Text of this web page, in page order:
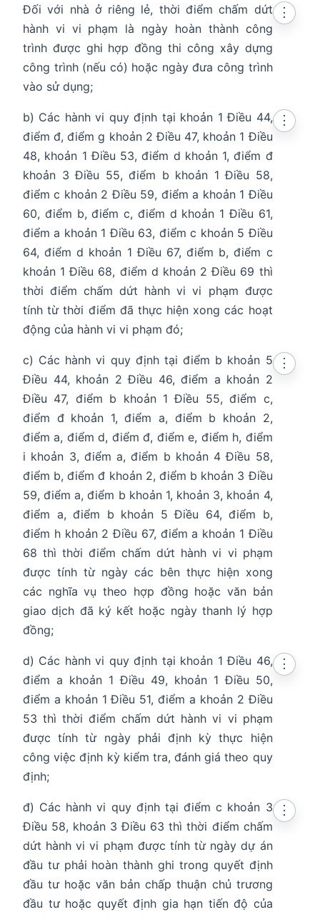
Đối với nhà ở riêng lẻ, thời điểm chấm dứt
hành vi vi phạm là ngày hoàn thành công
trình được ghi hợp đồng thi công xây dựng
công trình (nếu có) hoặc ngày đưa công trình
vào sử dụng;
⋮
b) Các hành vi quy định tại khoản 1 Điều 44,
điểm đ, điểm g khoản 2 Điều 47, khoản 1 Điều
48, khoản 1 Điều 53, điểm d khoản 1, điểm đ
khoản 3 Điều 55, điểm b khoản 1 Điều 58,
điểm c khoản 2 Điều 59, điểm a khoản 1 Điều
60, điểm b, điểm c, điểm d khoản 1 Điều 61,
điểm a khoản 1 Điều 63, điểm c khoản 5 Điều
64, điểm d khoản 1 Điều 67, điểm b, điểm c
khoản 1 Điều 68, điểm d khoản 2 Điều 69 thì
thời điểm chấm dứt hành vi vi phạm được
tính từ thời điểm đã thực hiện xong các hoạt
động của hành vi vi phạm đó;
⋮
c) Các hành vi quy định tại điểm b khoản 5
Điều 44, khoản 2 Điều 46, điểm a khoản 2
Điều 47, điểm b khoản 1 Điều 55, điểm c,
điểm đ khoản 1, điểm a, điểm b khoản 2,
điểm a, điểm d, điểm đ, điểm e, điểm h, điểm
i khoản 3, điểm a, điểm b khoản 4 Điều 58,
điểm b, điểm đ khoản 2, điểm b khoản 3 Điều
59, điểm a, điểm b khoản 1, khoản 3, khoản 4,
điểm a, điểm b khoản 5 Điều 64, điểm b,
điểm h khoản 2 Điều 67, điểm a khoản 1 Điều
68 thì thời điểm chấm dứt hành vi vi phạm
được tính từ ngày các bên thực hiện xong
các nghĩa vụ theo hợp đồng hoặc văn bản
giao dịch đã ký kết hoặc ngày thanh lý hợp
đồng;
⋮
d) Các hành vi quy định tại khoản 1 Điều 46,
điểm a khoản 1 Điều 49, khoản 1 Điều 50,
điểm a khoản 1 Điều 51, điểm a khoản 2 Điều
53 thì thời điểm chấm dứt hành vi vi phạm
được tính từ ngày phải định kỳ thực hiện
công việc định kỳ kiểm tra, đánh giá theo quy
định;
⋮
đ) Các hành vi quy định tại điểm c khoản 3
Điều 58, khoản 3 Điều 63 thì thời điểm chấm
dứt hành vi vi phạm được tính từ ngày dự án
đầu tư phải hoàn thành ghi trong quyết định
đầu tư hoặc văn bản chấp thuận chủ trương
đầu tư hoặc quyết định gia hạn tiến độ của
⋮